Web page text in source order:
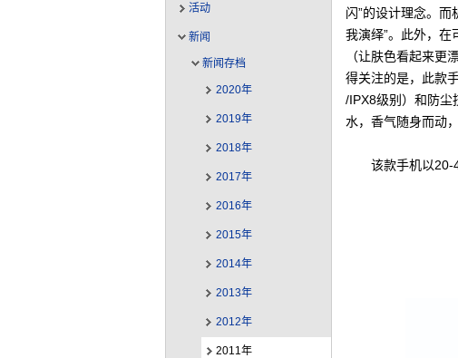
活动
新闻
新闻存档
2020年
2019年
2018年
2017年
2016年
2015年
2014年
2013年
2012年
2011年
闪”的设计理念。
我演绎”。此外，
（让肤色看起来更
得关注的是，此款
/IPX8级别）和防尘
水，香气随身而动
该款手机以20-